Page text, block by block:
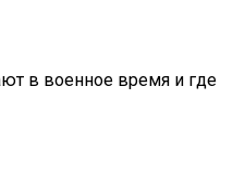
в военное время и где